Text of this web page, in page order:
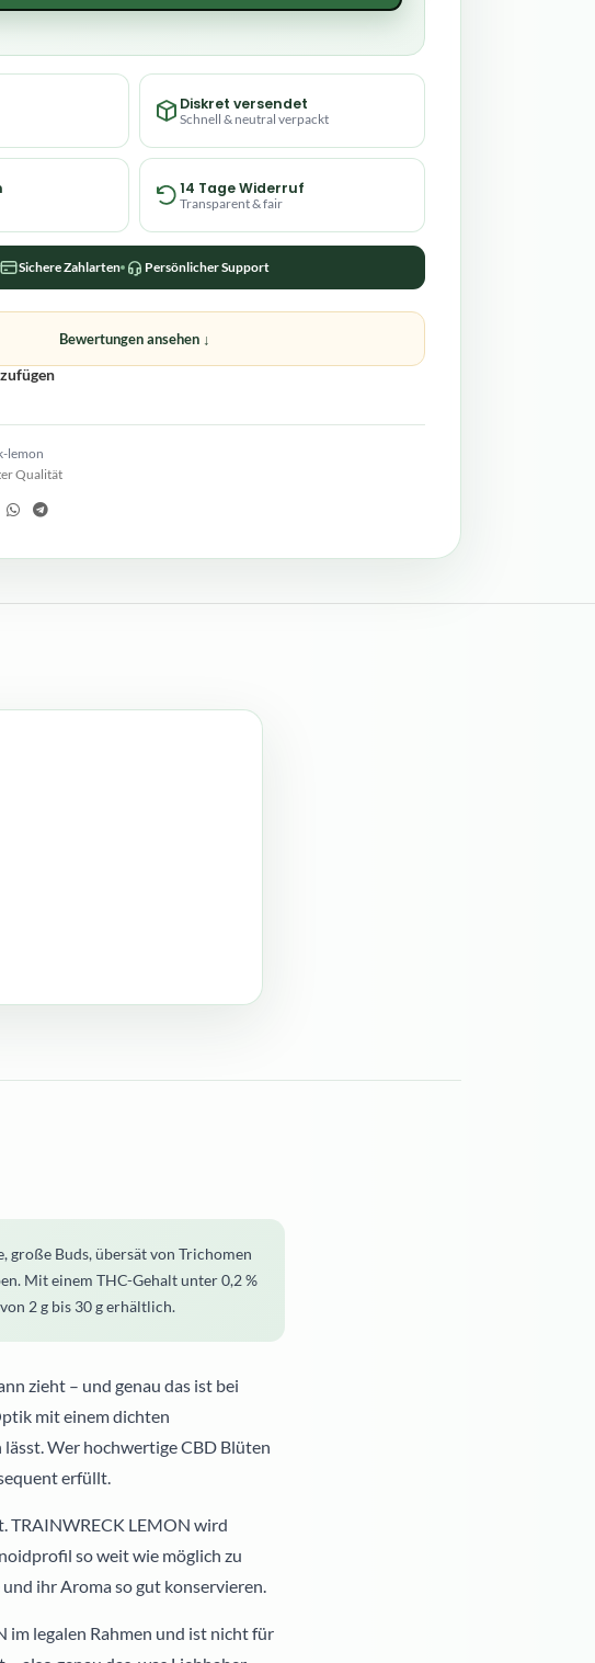
Diskret versendet
Schnell & neutral verpackt
14 Tage Widerruf
Transparent & fair
Sichere Zahlarten Persönlicher Support
Bewertungen ansehen ↓
lemon
Qualität
große Buds, übersät von Trichomen
Mit einem THC-Gehalt unter 0,2 %
2 g bis 30 g erhältlich.
zieht – und genau das ist bei
mit einem dichten
Wer hochwertige CBD Blüten
erfüllt.
TRAINWRECK LEMON wird
so weit wie möglich zu
ihr Aroma so gut konservieren.
legalen Rahmen und ist nicht für